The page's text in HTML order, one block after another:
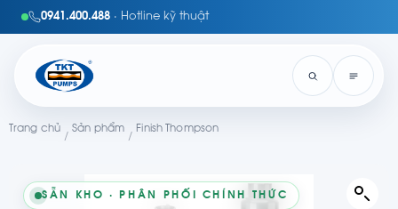
0941.400.488 · Hotline kỹ thuật
Trang chủ
/
Sản phẩm
/
Finish Thompson
SẴN KHO · PHÂN PHỐI CHÍNH THỨC